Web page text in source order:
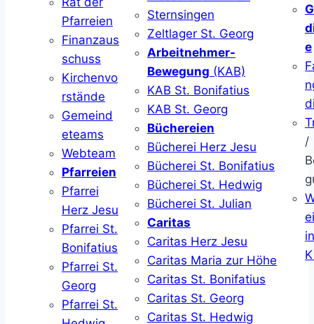
Pfarreien
Finanzaus
schuss
Kirchenvo
rstände
Gemeind
eteams
Webteam
Pfarreien
Pfarrei
Herz Jesu
Pfarrei St.
Bonifatius
Pfarrei St.
Georg
Pfarrei St.
Sternsingen
Zeltlager St. Georg
Arbeitnehmer-
Bewegung (KAB)
KAB St. Bonifatius
KAB St. Georg
Büchereien
Bücherei Herz Jesu
Bücherei St. Bonifatius
Bücherei St. Hedwig
Bücherei St. Julian
Caritas
Caritas Herz Jesu
Caritas Maria zur Höhe
Caritas St. Bonifatius
Caritas St. Georg
Caritas St. Hedwig
e
/